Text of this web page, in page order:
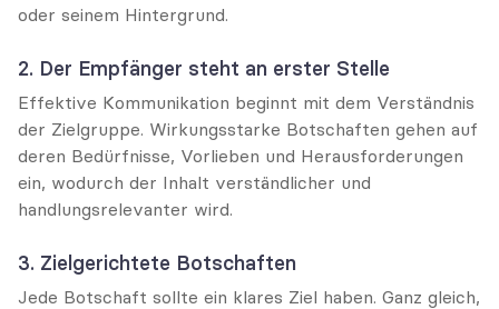
oder seinem Hintergrund.
2. Der Empfänger steht an erster Stelle
Effektive Kommunikation beginnt mit dem Verständnis
der Zielgruppe. Wirkungsstarke Botschaften gehen auf
deren Bedürfnisse, Vorlieben und Herausforderungen
ein, wodurch der Inhalt verständlicher und
handlungsrelevanter wird.
3. Zielgerichtete Botschaften
Jede Botschaft sollte ein klares Ziel haben. Ganz gleich,